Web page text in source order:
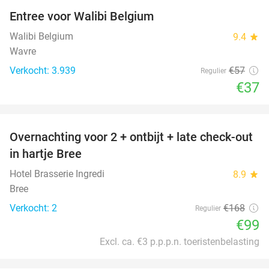
Entree voor Walibi Belgium
Walibi Belgium 9.4 star
Wavre
Verkocht: 3.939
Regulier €57
€37
41%
TODAY
Overnachting voor 2 + ontbijt + late check-out
in hartje Bree
Hotel Brasserie Ingredi 8.9 star
Bree
Verkocht: 2
Regulier €168
€99
Excl. ca. €3 p.p.p.n. toeristenbelasting